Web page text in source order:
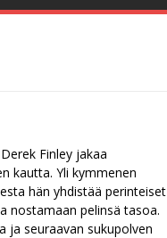
Finley jakaa
kautta. Yli kymmenen
hän yhdistää perinteiset
nostamaan pelinsä tasoa.
ja seuraavan sukupolven